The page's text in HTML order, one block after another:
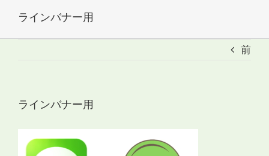
ラインバナー用
前
ラインバナー用